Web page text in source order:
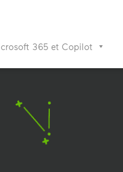
365 et Copilot